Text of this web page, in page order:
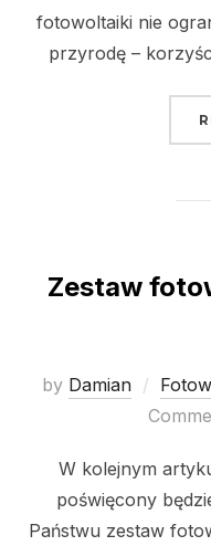
fotowoltaiki nie
przyrodę –
Zestaw
by Damian
W kolejnym
poświęcony
Państwu zestaw